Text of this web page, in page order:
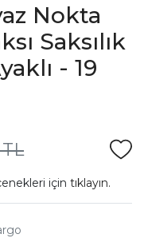
Nokta
Saksılık
- 19
için tıklayın.